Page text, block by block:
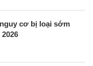
cơ bị loại sớm